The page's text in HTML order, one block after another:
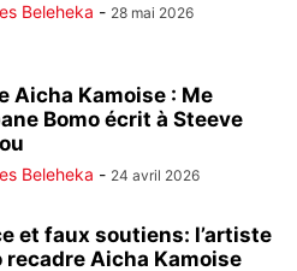
Beleheka - 28 mai 2026
Aicha Kamoise : Me
Bomo écrit à Steeve
Beleheka - 24 avril 2026
et faux soutiens: l’artiste
recadre Aicha Kamoise